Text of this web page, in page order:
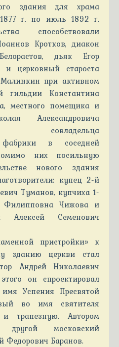
здания для храма
г. по июль 1892 г.
способствовали
Кротков, диакон
дьяк Егор
и церковный староста
при активном
гильдии Константина
местного помещика и
Александровича
совладельца
фабрики в соседней
них посильную
нового здания
купец 2-й
Туманов, купчиха 1-
Филипповна Чижова и
Алексей Семенович
пристройки» к
зданию церкви стал
Андрей Николаевич
он спроектировал
Успения Пресвятой
во имя святителя
трапезную. Автором
другой московский
Федорович Баранов.